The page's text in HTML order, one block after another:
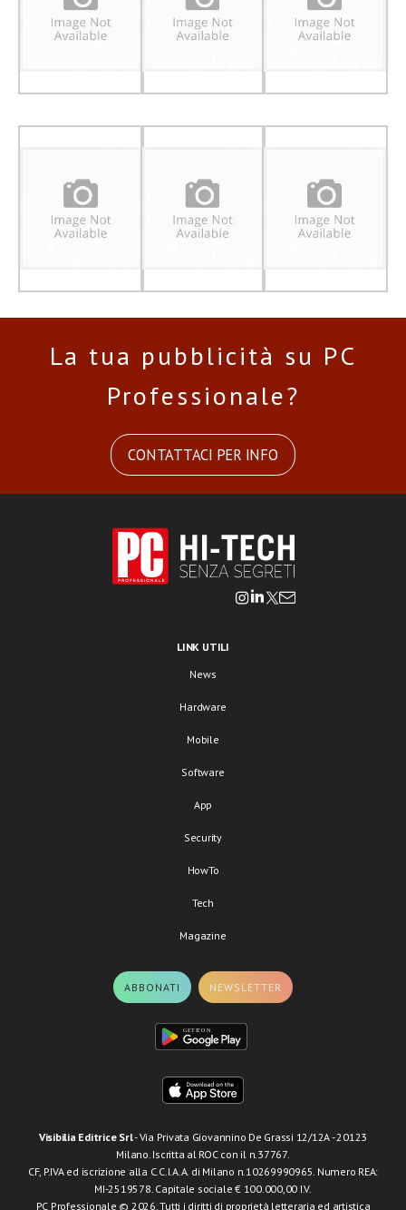
La tua pubblicità su PC
Professionale?
CONTATTACI PER INFO
LINK UTILI
News
Hardware
Mobile
Software
App
Security
HowTo
Tech
Magazine
ABBONATI NEWSLETTER
Visibilia Editrice Srl- Via Privata Giovannino De Grassi 12/12A - 20123
Milano. Iscritta al ROC con il n.37767.
CF, P.IVA ed iscrizione alla C.C.I.A.A. di Milano n.10269990965. Numero REA:
MI-2519578. Capitale sociale € 100.000,00 I.V.
PC Professionale © 2026. Tutti i diritti di proprietà letteraria ed artistica